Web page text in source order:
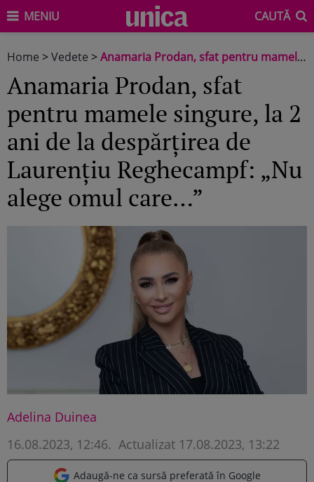
MENIU CAUTĂ
Home >Vedete >Anamaria Prodan, sfat pentru mamele singure, la 2 ani de la despărțirea de Laurențiu Reghecampf: „Nu alege omul care…”
Anamaria Prodan, sfat
pentru mamele singure, la 2
ani de la despărțirea de
Laurențiu Reghecampf: „Nu
alege omul care…”
Adelina Duinea
16.08.2023, 12:46. Actualizat 17.08.2023, 13:22
Adaugă-ne ca sursă preferată în Google